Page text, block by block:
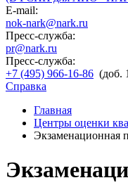
E-mail:
nok-nark@nark.ru
Пресс-служба:
pr@nark.ru
Пресс-служба:
+7 (495) 966-16-86 (доб.
Справка
Главная
Центры оценки
Экзаменационная